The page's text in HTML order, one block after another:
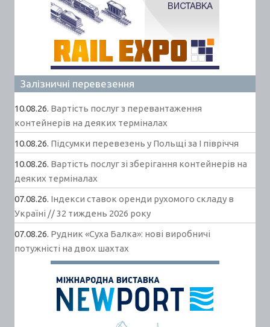
Залізничні перевезення
10.08.26. Вартість послуг з перевантаження
контейнерів на деяких терміналах
10.08.26. Підсумки перевезень у Польщі за І півріччя
10.08.26. Вартість послуг зі зберігання контейнерів на
деяких терміналах
07.08.26. Індекси ставок оренди рухомого складу в
Україні // 32 тиждень 2026 року
07.08.26. Рудник «Суха Балка»: нові виробничі
потужністі на двох шахтах